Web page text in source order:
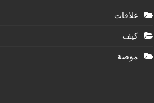
علاقات
كيف
موضة